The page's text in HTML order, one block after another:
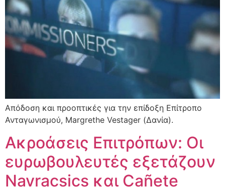
Απόδοση και προοπτικές για την επίδοξη Επίτροπο
Ανταγωνισμού, Margrethe Vestager (Δανία).
Ακροάσεις Επιτρόπων: Οι
ευρωβουλευτές εξετάζουν
Navracsics και Cañete